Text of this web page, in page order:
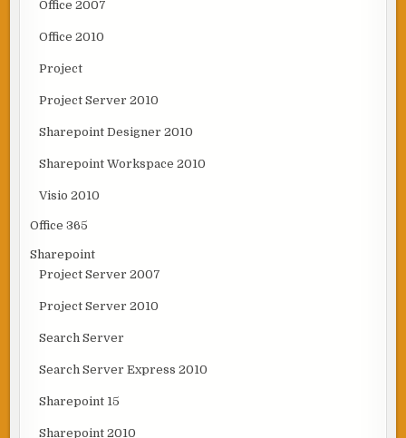
Office 2007
Office 2010
Project
Project Server 2010
Sharepoint Designer 2010
Sharepoint Workspace 2010
Visio 2010
Office 365
Sharepoint
Project Server 2007
Project Server 2010
Search Server
Search Server Express 2010
Sharepoint 15
Sharepoint 2010